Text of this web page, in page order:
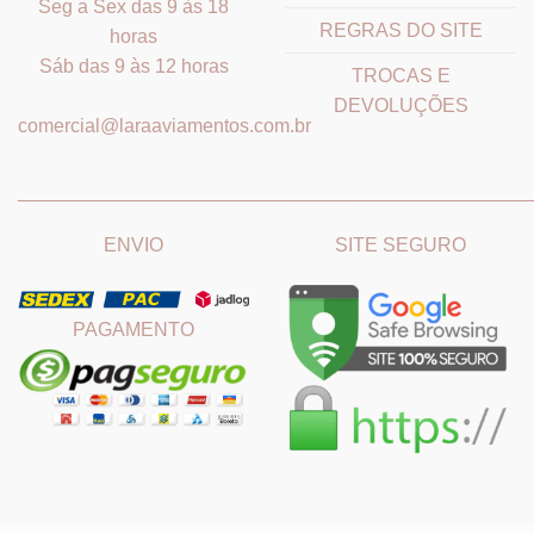
Seg a Sex das 9 às 18
horas
Sáb das 9 às 12 horas
comercial@laraaviamentos.com.br
REGRAS DO SITE
TROCAS E
DEVOLUÇÕES
ENVIO
PAGAMENTO
SITE SEGURO